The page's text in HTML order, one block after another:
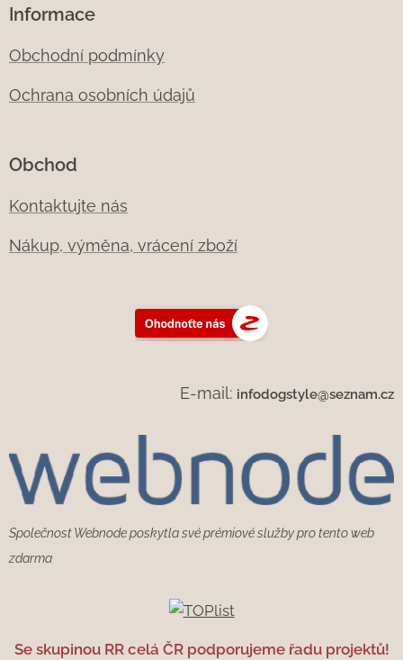
Informace
Obchodní podmínky
Ochrana osobních údajů
Obchod
Kontaktujte nás
Nákup, výměna, vrácení zboží
E-mail: infodogstyle@seznam.cz
Společnost Webnode poskytla své prémiové služby pro tento web
zdarma
Se skupinou RR celá ČR podporujeme řadu projektů!